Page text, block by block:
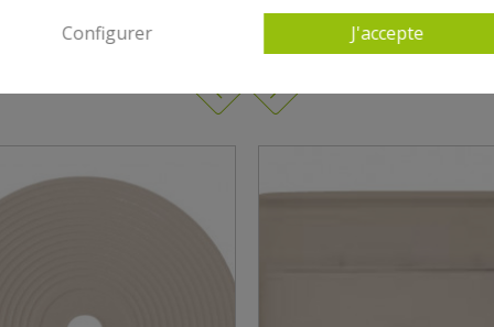
PRODUITS DANS POUR SKIMMER
PANIER
Configurer J'accepte